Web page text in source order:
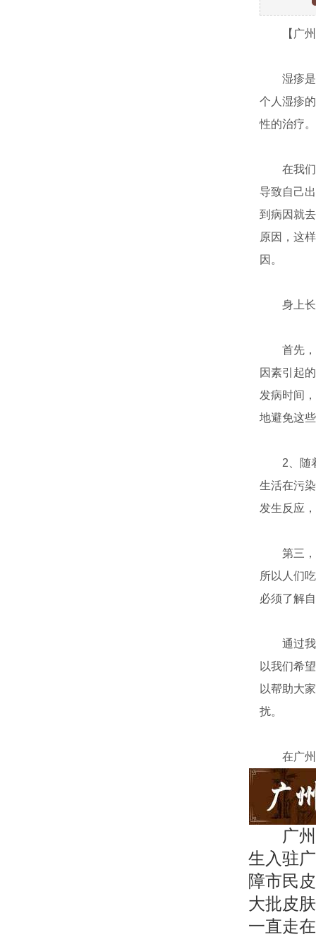
【广州
湿疹是由
个人湿疹
性的治疗。
在我们的
导致自己
到病因就
原因，这
因。
身上长
首先，遗
因素引起
发病时间
地避免这
2、随着
生活在污
发生反应
第三，饮
所以人们
必须了解
通过我以
以我们希
以帮助大
扰。
在广州
广
生入驻
障市民
大批皮
一直走